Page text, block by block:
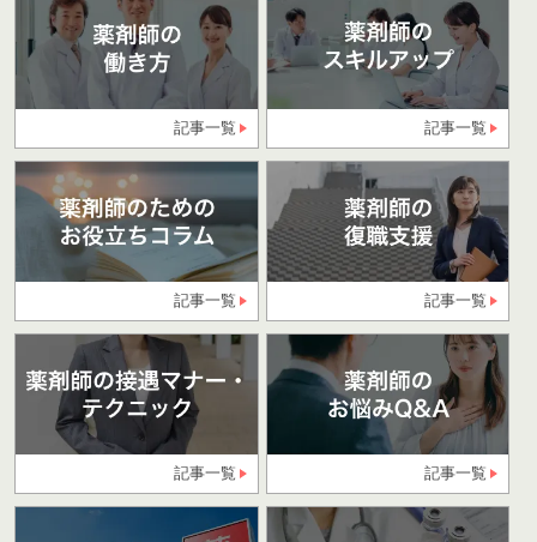
記事一覧 記事一覧
記事一覧 記事一覧
記事一覧 記事一覧